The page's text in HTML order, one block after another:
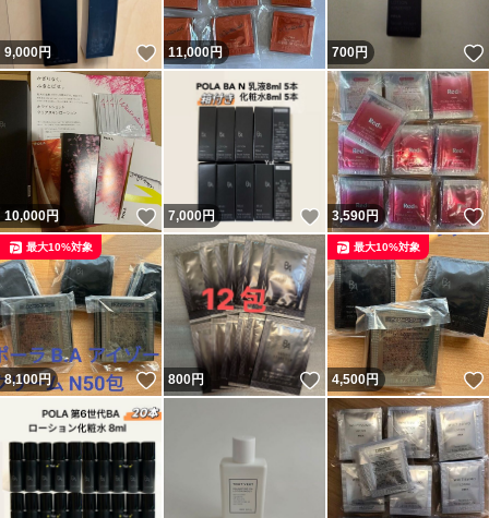
9,000円 いいね！
11,000円 700円
10,000円 いいね！
7,000円 いいね！
3,590円
8,100円 いいね！
最大10%対象
800円 いいね！
4,500円
最大10%対象